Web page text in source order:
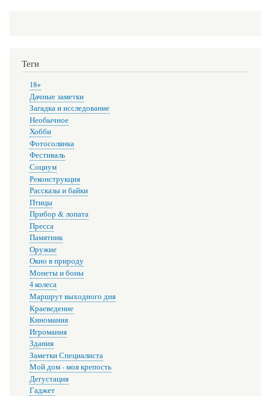
Теги
18+
Дачные заметки
Загадка и исследование
Необычное
Хобби
Фотосолянка
Фестиваль
Социум
Реконструкция
Рассказы и байки
Птицы
Прибор & лопата
Пресса
Памятник
Оружие
Окно в природу
Монеты и боны
4 колеса
Маршрут выходного дня
Краеведение
Киномания
Игромания
Здания
Заметки Специалиста
Мой дом - моя крепость
Дегустация
Гаджет